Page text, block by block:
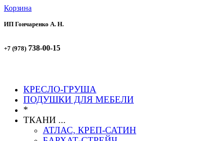
Корзина
ИП Гончаренко А. Н.
+7 (978) 738-00-15
КРЕСЛО-ГРУША
ПОДУШКИ ДЛЯ МЕБЕЛИ
*
ТКАНИ ...
АТЛАС, КРЕП-САТИН